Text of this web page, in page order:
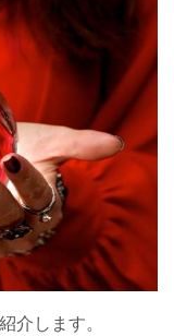
介します。